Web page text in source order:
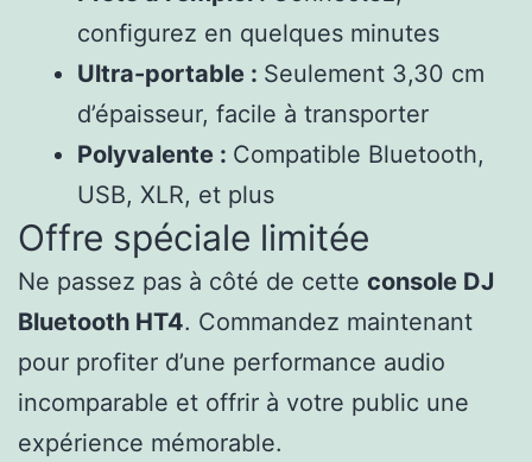
configurez en quelques minutes
Ultra-portable : Seulement 3,30 cm
d’épaisseur, facile à transporter
Polyvalente : Compatible Bluetooth,
USB, XLR, et plus
Offre spéciale limitée
Ne passez pas à côté de cette console DJ
Bluetooth HT4. Commandez maintenant
pour profiter d’une performance audio
incomparable et offrir à votre public une
expérience mémorable.